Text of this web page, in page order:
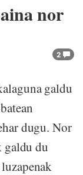
nor
2
galdu
dugu. Nor
galdu du